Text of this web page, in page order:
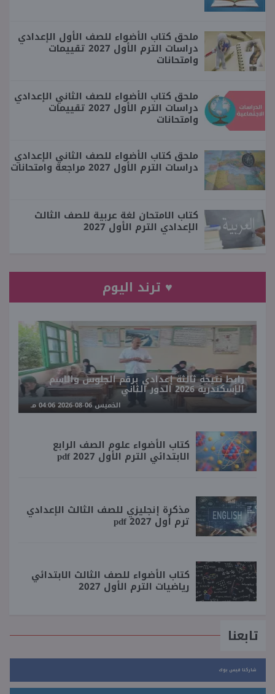
ملحق كتاب الأضواء للصف الأول الإعدادي
دراسات الترم الأول 2027 تقييمات
وامتحانات
ملحق كتاب الأضواء للصف الثاني الإعدادي
دراسات الترم الأول 2027 تقييمات
وامتحانات
ملحق كتاب الأضواء للصف الثاني الإعدادي
دراسات الترم الأول 2027 مراجعة وامتحانات
كتاب الامتحان لغة عربية للصف الثالث
الإعدادي الترم الأول 2027
♥ ترند اليوم
رابط نتيجة ثالثة إعدادي برقم الجلوس والاسم
الإسكندرية 2026 الدور الثاني
الخميس 06-08-2026 04:06 مـ
كتاب الأضواء علوم الصف الرابع
الابتدائي الترم الأول 2027 pdf
مذكرة إنجليزي للصف الثالث الإعدادي
ترم أول 2027 pdf
كتاب الأضواء للصف الثالث الابتدائي
رياضيات الترم الأول 2027
تابعنا
شاركنا فيس بوك